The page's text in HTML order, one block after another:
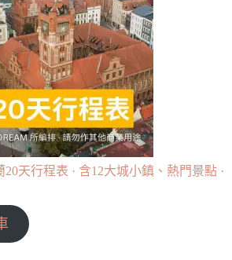
20天行程表 · 含12大城小鎮、熱門景點 ·